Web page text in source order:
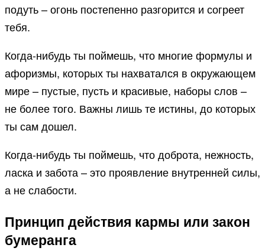
подуть – огонь постепенно разгорится и согреет
тебя.
Когда-нибудь ты поймешь, что многие формулы и
афоризмы, которых ты нахватался в окружающем
мире – пустые, пусть и красивые, наборы слов –
не более того. Важны лишь те истины, до которых
ты сам дошел.
Когда-нибудь ты поймешь, что доброта, нежность,
ласка и забота – это проявление внутренней силы,
а не слабости.
Принцип действия кармы или закон
бумеранга